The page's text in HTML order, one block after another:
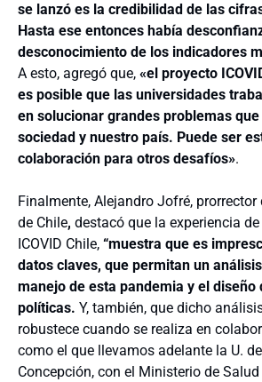
se lanzó es la credibilidad de las
Hasta ese entonces había
desconocimiento de los indicadores
A esto, agregó que, «el proyecto
es posible que las universidades
en solucionar grandes problemas
sociedad y nuestro país. Puede ser
colaboración para otros desafíos».
Finalmente, Alejandro Jofré, prorrector
de Chile, destacó que la experiencia
ICOVID Chile, “muestra que es
datos claves, que permitan un
manejo de esta pandemia y el diseño
políticas. Y, también, que dicho
robustece cuando se realiza en
como el que llevamos adelante la U. de
Concepción, con el Ministerio de